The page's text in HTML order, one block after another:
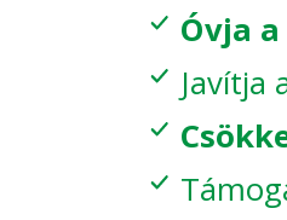
Óvja
Javítja